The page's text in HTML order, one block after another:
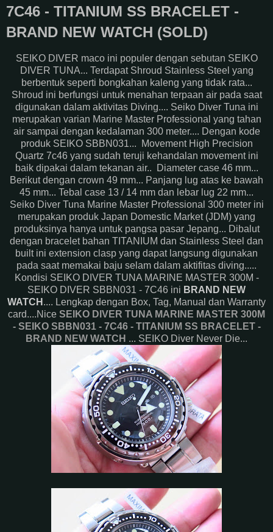
7C46 - TITANIUM SS BRACELET -
BRAND NEW WATCH (SOLD)
SEIKO DIVER maco ini populer dengan sebutan SEIKO
DIVER TUNA... Terdapat Shroud Stainless Steel yang
berbentuk seperti bongkahan kaleng yang tidak rata...
Shroud ini berfungsi untuk menahan terpaan air pada saat
digunakan dalam aktivitas Diving.... Seiko Diver Tuna ini
merupakan varian Marine Master Professional yang tahan
air sampai dengan kedalaman 300 meter.... Dengan kode
produk SEIKO SBBN031... Movement High Precision
Quartz 7c46 yang sudah teruji kehandalan movement ini
baik dipakai dalam tekanan air.. Diameter case 46 mm...
Berikut dengan crown 49 mm... Panjang lug atas ke bawah
45 mm... Tebal case 13 / 14 mm dan lebar lug 22 mm...
Seiko Diver Tuna Marine Master Professional 300 meter ini
merupakan produk Japan Domestic Market (JDM) yang
produksinya hanya untuk pangsa pasar Jepang... Dibalut
dengan bracelet bahan TITANIUM dan Stainless Steel dan
built ini extension clasp yang dapat langsung digunakan
pada saat memakai baju selam dalam aktifitas diving.....
Kondisi SEIKO DIVER TUNA MARINE MASTER 300M -
SEIKO DIVER SBBN031 - 7C46 ini BRAND NEW
WATCH .... Lengkap dengan Box, Tag, Manual dan Warranty
card....Nice SEIKO DIVER TUNA MARINE MASTER 300M
- SEIKO SBBN031 - 7C46 - TITANIUM SS BRACELET -
BRAND NEW WATCH ... SEIKO Diver Never Die...